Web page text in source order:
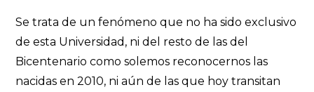
Se trata de un fenómeno que no ha sido exclusivo
de esta Universidad, ni del resto de las del
Bicentenario como solemos reconocernos las
nacidas en 2010, ni aún de las que hoy transitan